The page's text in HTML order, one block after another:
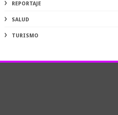
REPORTAJE
SALUD
TURISMO